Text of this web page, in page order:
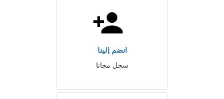
انضم إلينا
سجل مجانا